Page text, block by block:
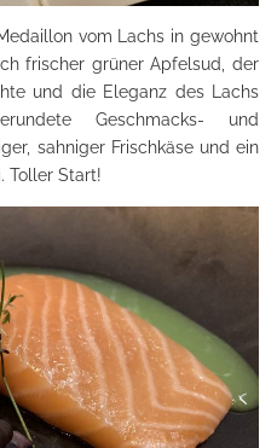
vom Lachs in gewohnt
frischer grüner Apfelsud, der
und die Eleganz des Lachs
Geschmacks- und
sahniger Frischkäse und ein
Toller Start!